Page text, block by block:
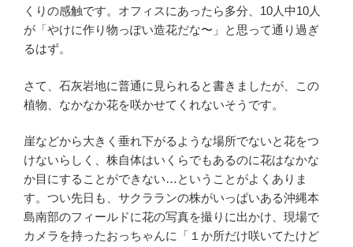
くりの感触です。オフィスにあったら多分、10人中10人
が「やけに作り物っぽい造花だな〜」と思って通り過ぎ
るはず。
さて、石灰岩地に普通に見られると書きましたが、この
植物、なかなか花を咲かせてくれないそうです。
崖などから大きく垂れ下がるような場所でないと花をつ
けないらしく、株自体はいくらでもあるのに花はなかな
か目にすることができない…ということがよくありま
す。つい先日も、サクラランの株がいっぱいある沖縄本
島南部のフィールドに花の写真を撮りに出かけ、現場で
カメラを持ったおっちゃんに「１か所だけ咲いてたけど